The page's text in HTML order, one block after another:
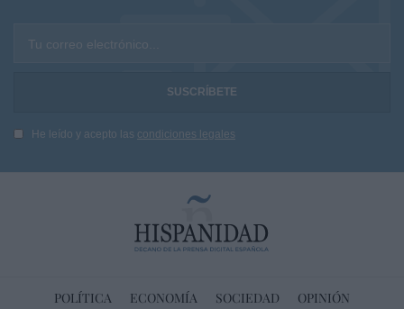
Tu correo electrónico...
He leído y acepto las condiciones legales
POLÍTICA ECONOMÍA SOCIEDAD OPINIÓN